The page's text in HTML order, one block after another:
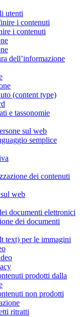
utenti
i contenuti
i contenuti
dell’informazione
(content type)
e tassonomie
sul web
semplice
dei contenuti
web
documenti elettronici
dei documenti
text) per le immagini
prodotti dalla
non prodotti
ritratti